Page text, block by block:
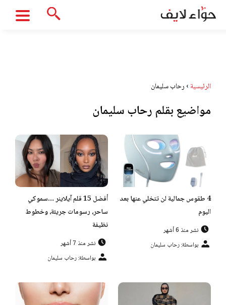
الرئيسية › رحاب سليمان
مواضيع بقلم رحاب سليمان
4 طقوس جمالية لن تتخلي عنها بعد
اليوم
نشر منذ 6 أشهر
بواسطة: رحاب سليمان
أفضل 15 قلم آيلاينر …سموكي
ساحر، رسومات جريئة، وخطوط
نظيفة
نشر منذ 7 أشهر
بواسطة: رحاب سليمان